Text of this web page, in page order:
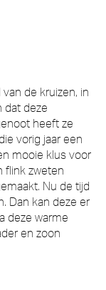
de kruizen, in
dat deze
heeft ze
vorig jaar een
mooie klus voor
flink zweten
Nu de tijd
Dan kan deze er
deze warme
en zoon